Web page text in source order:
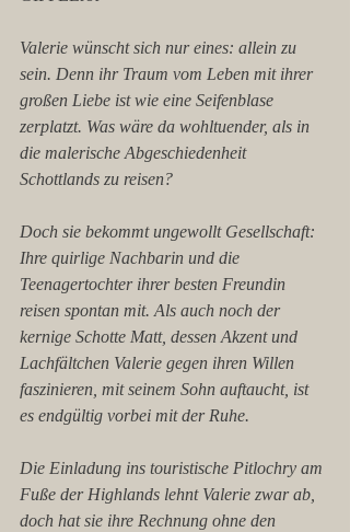
Valerie wünscht sich nur eines: allein zu
sein. Denn ihr Traum vom Leben mit ihrer
großen Liebe ist wie eine Seifenblase
zerplatzt. Was wäre da wohltuender, als in
die malerische Abgeschiedenheit
Schottlands zu reisen?
Doch sie bekommt ungewollt Gesellschaft:
Ihre quirlige Nachbarin und die
Teenagertochter ihrer besten Freundin
reisen spontan mit. Als auch noch der
kernige Schotte Matt, dessen Akzent und
Lachfältchen Valerie gegen ihren Willen
faszinieren, mit seinem Sohn auftaucht, ist
es endgültig vorbei mit der Ruhe.
Die Einladung ins touristische Pitlochry am
Fuße der Highlands lehnt Valerie zwar ab,
doch hat sie ihre Rechnung ohne den